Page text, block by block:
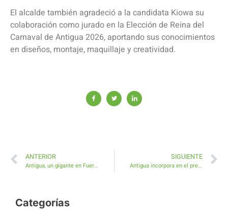
El alcalde también agradeció a la candidata Kiowa su
colaboración como jurado en la Elección de Reina del
Carnaval de Antigua 2026, aportando sus conocimientos
en diseños, montaje, maquillaje y creatividad.
ANTERIOR
Antigua, un gigante en Fuerteventura El CL Union Antigua, Campeón de la Liga Insular
SIGUIENTE
Antigua incorpora en el presupuesto su compromiso con Limpiaventura
Categorías